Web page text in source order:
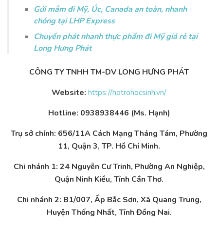
Gửi mắm đi Mỹ, Úc, Canada an toàn, nhanh
chóng tại LHP Express
Chuyển phát nhanh thực phẩm đi Mỹ giá rẻ tại
Long Hưng Phát
CÔNG TY TNHH TM-DV LONG HƯNG PHÁT
Website: https://hotrohocsinh.vn/
Hotline: 0938938446 (Ms. Hạnh)
Trụ sở chính: 656/11A Cách Mạng Tháng Tám, Phường
11, Quận 3, TP. Hồ Chí Minh.
Chi nhánh 1: 24 Nguyễn Cư Trinh, Phường An Nghiệp,
Quận Ninh Kiều, Tỉnh Cần Thơ.
Chi nhánh 2: B1/007, Ấp Bắc Sơn, Xã Quang Trung,
Huyện Thống Nhất, Tỉnh Đồng Nai.